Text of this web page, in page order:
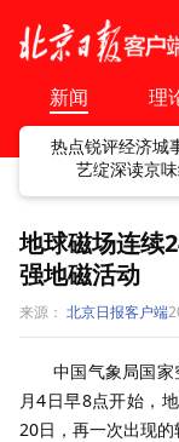
新闻 理
热点锐评经济城
艺绽深读京味
地球磁场连续
强地磁活动
来源： 北京日报客户端
中国气象局国
月4日早8点开始，
20日，再一次出现的